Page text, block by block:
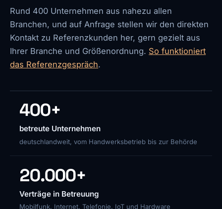
Rund 400 Unternehmen aus nahezu allen
Branchen, und auf Anfrage stellen wir den direkten
Kontakt zu Referenzkunden her, gern gezielt aus
Ihrer Branche und Größenordnung. So funktioniert
das Referenzgespräch.
400+
betreute Unternehmen
deutschlandweit, vom Handwerksbetrieb bis zur Behörde
20.000+
Verträge in Betreuung
Mobilfunk, Internet, Telefonie, IoT und Hardware